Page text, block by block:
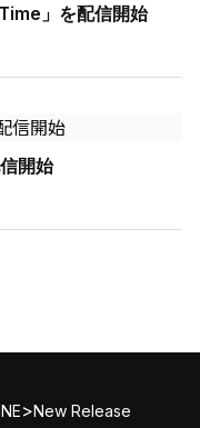
」を配信開始
開始
>New Release